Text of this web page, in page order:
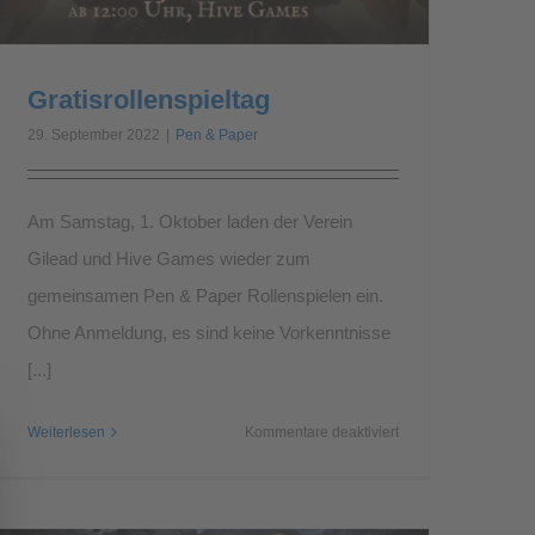
Gratisrollenspieltag
29. September 2022 Pen & Paper
Am Samstag, 1. Oktober laden der Verein
Gilead und Hive Games wieder zum
gemeinsamen Pen & Paper Rollenspielen ein.
Ohne Anmeldung, es sind keine Vorkenntnisse
[...]
Weiterlesen Kommentare deaktiviertfür